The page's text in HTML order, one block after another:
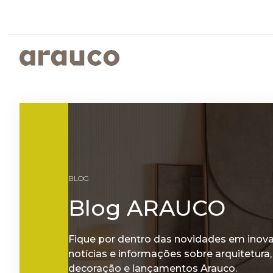
ARAUCO MELAMINA
ARAUCO COLOR
BLOG
Blog ARAUCO
Fique por dentro das novidades em
notícias e informações sobre arquitetura,
decoração e lançamentos Arauco.